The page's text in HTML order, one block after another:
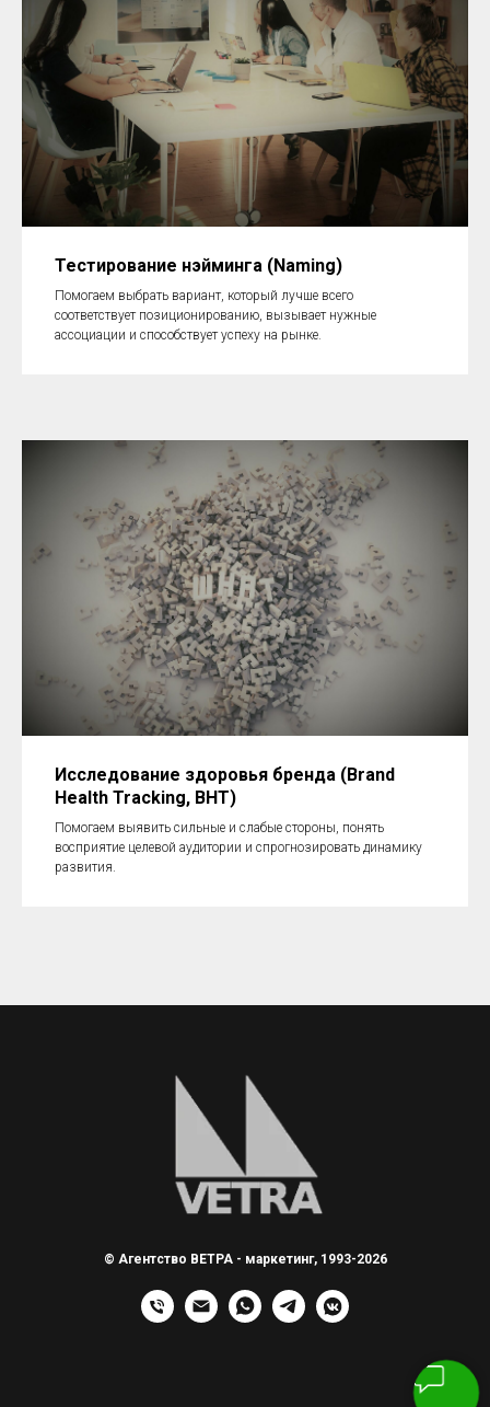
Тестирование нэйминга (Naming)
Помогаем выбрать вариант, который лучше всего
соответствует позиционированию, вызывает нужные
ассоциации и способствует успеху на рынке.
Исследование здоровья бренда (Brand
Health Tracking, BHT)
Помогаем выявить сильные и слабые стороны, понять
восприятие целевой аудитории и спрогнозировать динамику
развития.
© Агентство ВЕТРА - маркетинг, 1993-2026